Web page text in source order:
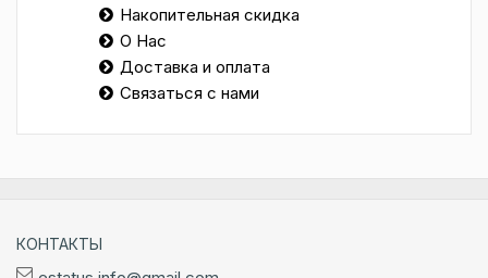
Накопительная скидка
О Нас
Доставка и оплата
Связаться с нами
КОНТАКТЫ